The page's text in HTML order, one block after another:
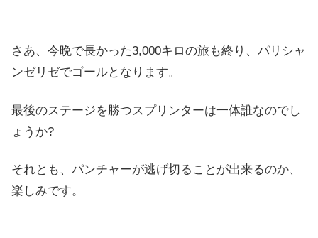
さあ、今晩で長かった3,000キロの旅も終り、パリシャ
ンゼリゼでゴールとなります。
最後のステージを勝つスプリンターは一体誰なのでし
ょうか?
それとも、パンチャーが逃げ切ることが出来るのか、
楽しみです。